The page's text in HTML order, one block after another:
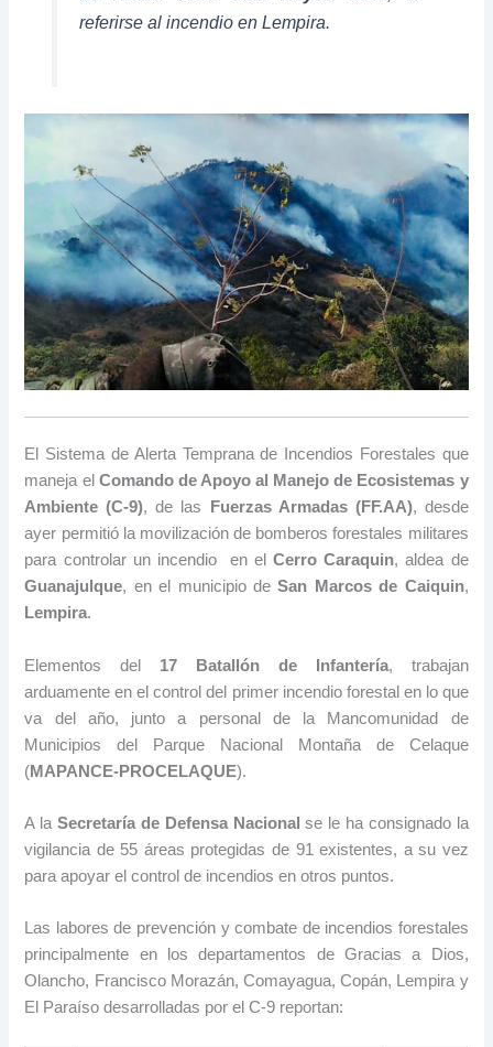
referirse al incendio en Lempira.
El Sistema de Alerta Temprana de Incendios Forestales que
maneja el Comando de Apoyo al Manejo de Ecosistemas y
Ambiente (C-9), de las Fuerzas Armadas (FF.AA), desde
ayer permitió la movilización de bomberos forestales militares
para controlar un incendio en elCerro Caraquin, aldea de
Guanajulque, en el municipio deSan Marcos de Caiquin,
Lempira.
Elementos del 17 Batallón de Infantería, trabajan
arduamente en el control del primer incendio forestal en lo que
va del año, junto a personal de la Mancomunidad de
Municipios del Parque Nacional Montaña de Celaque
(MAPANCE-PROCELAQUE).
A laSecretaría de Defensa Nacional se le ha consignado la
vigilancia de 55 áreas protegidas de 91 existentes, a su vez
para apoyar el control de incendios en otros puntos.
Las labores de prevención y combate de incendios forestales
principalmente en los departamentos de Gracias a Dios,
Olancho, Francisco Morazán, Comayagua, Copán, Lempira y
El Paraíso desarrolladas por el C-9 reportan: